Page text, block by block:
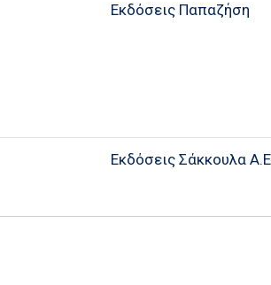
Εκδόσεις Παπαζήση
Εκδόσεις Σάκκουλα